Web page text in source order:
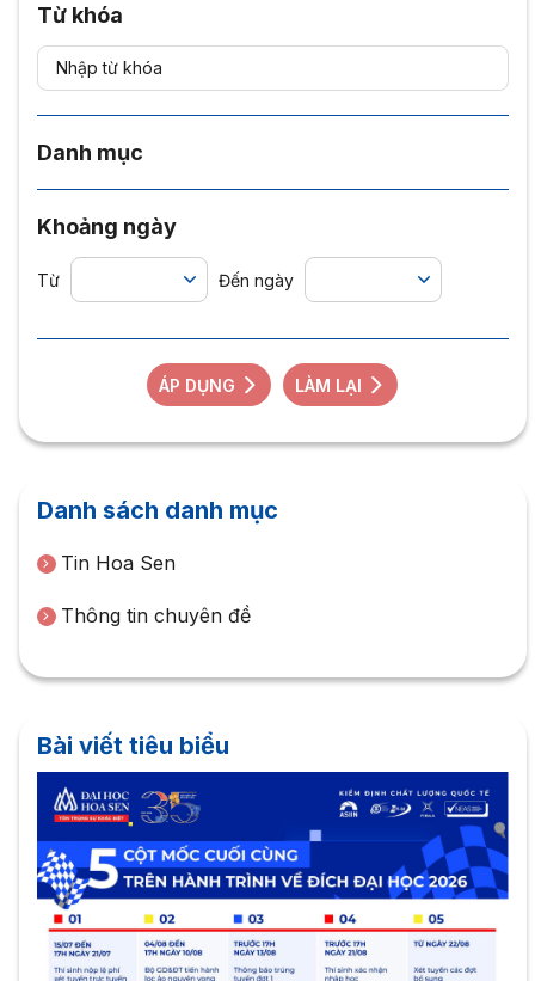
Từ khóa
Danh mục
Khoảng ngày
Từ Đến ngày
ÁP DỤNG LÀM LẠI
Danh sách danh mục
Tin Hoa Sen
Thông tin chuyên đề
Bài viết tiêu biểu